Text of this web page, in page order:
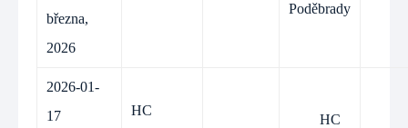
března,
2026
Poděbrady
2026-01-
17
HC
HC